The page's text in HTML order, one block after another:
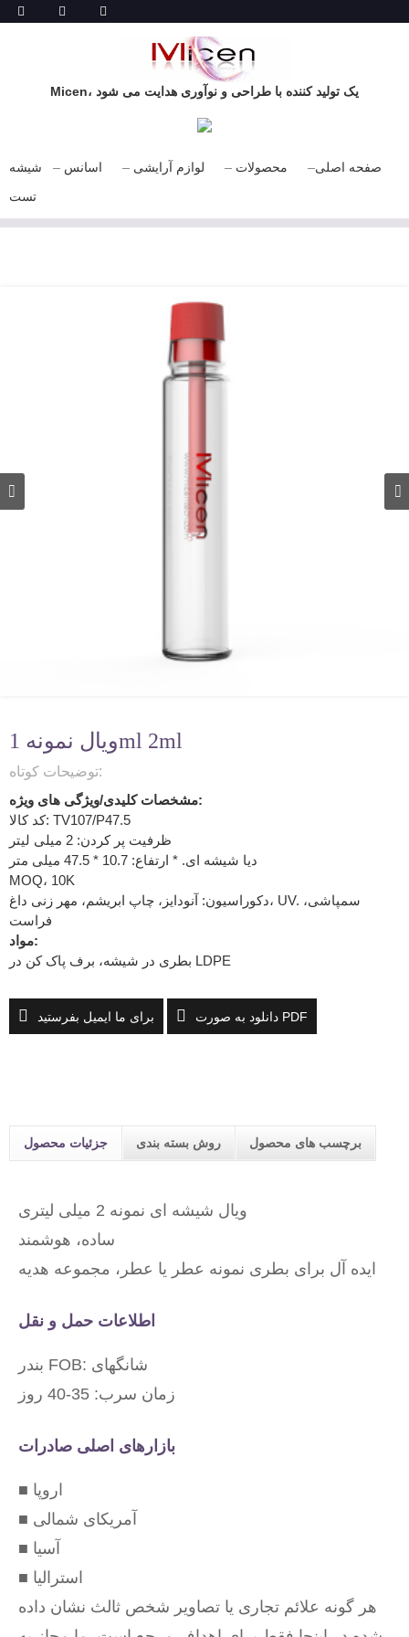
Micen، یک تولید کننده با طراحی و نوآوری هدایت می شود
صفحه اصلی محصولات لوازم آرایشی اسانس
شیشه
تست
ویال نمونه 1ml 2ml
توضیحات کوتاه:
مشخصات کلیدی/ویژگی های ویژه:
کد کالا: TV107/P47.5
ظرفیت پر کردن: 2 میلی لیتر
دیا شیشه ای. * ارتفاع: 10.7 * 47.5 میلی متر
MOQ، 10K
دکوراسیون: آنودایز، چاپ ابریشم، مهر زنی داغ، UV. سمپاشی،
فراست
مواد:
بطری در شیشه، برف پاک کن در LDPE
برای ما ایمیل بفرستید دانلود به صورت PDF
جزئیات محصول روش بسته بندی برچسب های محصول
ویال شیشه ای نمونه 2 میلی لیتری
ساده، هوشمند
ایده آل برای بطری نمونه عطر یا عطر، مجموعه هدیه
اطلاعات حمل و نقل
بندر FOB: شانگهای
زمان سرب: 35-40 روز
بازارهای اصلی صادرات
■ اروپا
■ آمریکای شمالی
■ آسیا
■ استرالیا
هر گونه علائم تجاری یا تصاویر شخص ثالث نشان داده